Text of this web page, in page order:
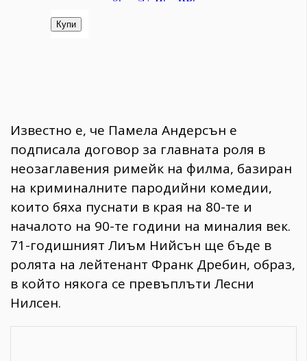
Известно е, че Памела Андерсън е
подписала договор за главната роля в
неозаглавения римейк на филма, базиран
на криминалните пародийни комедии,
които бяха пуснати в края на 80-те и
началото на 90-те години на миналия век.
71-годишният Лиъм Нийсън ще бъде в
ролята на лейтенант Франк Дребин, образ,
в който някога се превъплъти Лесни
Нилсен.